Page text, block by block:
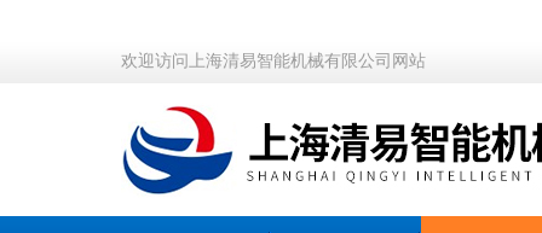
欢迎访问上海清易智能机械有限公司网站